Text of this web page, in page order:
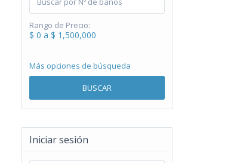
Rango de Precio:
$ 0 a $ 1,500,000
Más opciones de búsqueda
BUSCAR
Iniciar sesión